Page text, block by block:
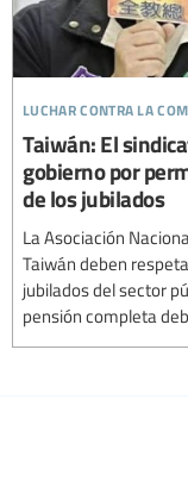
luchar contra la
Taiwán: El
gobierno por
de los jubilados
La Asociación
Taiwán deben
jubilados del sector
pensión completa